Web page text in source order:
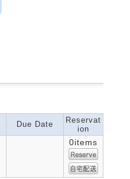
Due Date
Reservat
ion
0items